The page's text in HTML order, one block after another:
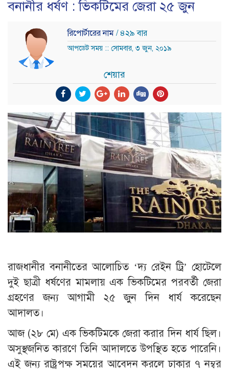
বনানীর ধর্ষণ : ভিকটিমের জেরা ২৫ জুন
রিপোর্টারের নাম / ৪২৯ বার
আপডেট সময় :: সোমবার, ৩ জুন, ২০১৯
শেয়ার
রাজধানীর বনানীতের আলোচিত ‘দ্য রেইন ট্রি’ হোটেলে
দুই ছাত্রী ধর্ষণের মামলায় এক ভিকটিমের পরবর্তী জেরা
গ্রহণের জন্য আগামী ২৫ জুন দিন ধার্য করেছেন
আদালত।
আজ (২৮ মে) এক ভিকটিমকে জেরা করার দিন ধার্য ছিল।
অসুস্থজনিত কারণে তিনি আদালতে উপস্থিত হতে পারেনি।
এই জন্য রাষ্ট্রপক্ষ সময়ের আবেদন করলে ঢাকার ৭ নম্বর